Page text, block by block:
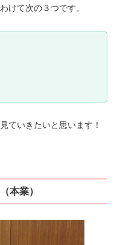
けて次の３つです。
ていきたいと思います！
本業）